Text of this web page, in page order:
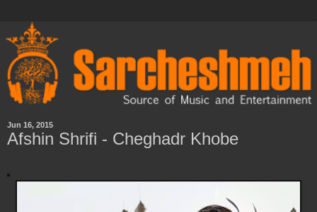
Jun 16, 2015
Afshin Shrifi - Cheghadr Khobe